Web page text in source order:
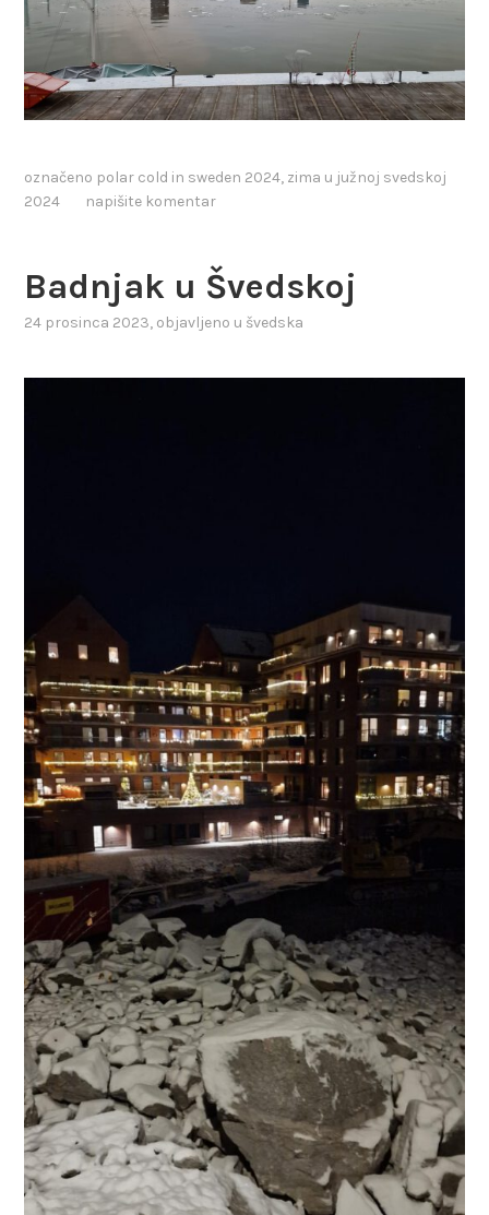
označeno polar cold in sweden 2024, zima u južnoj svedskoj
2024
napišite komentar
Badnjak u Švedskoj
24 prosinca 2023, objavljeno u švedska